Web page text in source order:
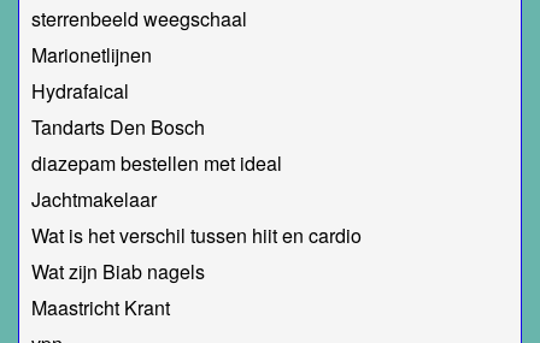
sterrenbeeld weegschaal
Marionetlijnen
Hydrafaical
Tandarts Den Bosch
diazepam bestellen met ideal
Jachtmakelaar
Wat is het verschil tussen hiit en cardio
Wat zijn Biab nagels
Maastricht Krant